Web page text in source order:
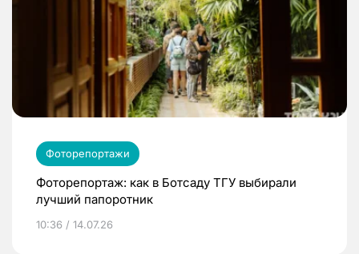
Фоторепортажи
Фоторепортаж: как в Ботсаду ТГУ выбирали
лучший папоротник
10:36 / 14.07.26